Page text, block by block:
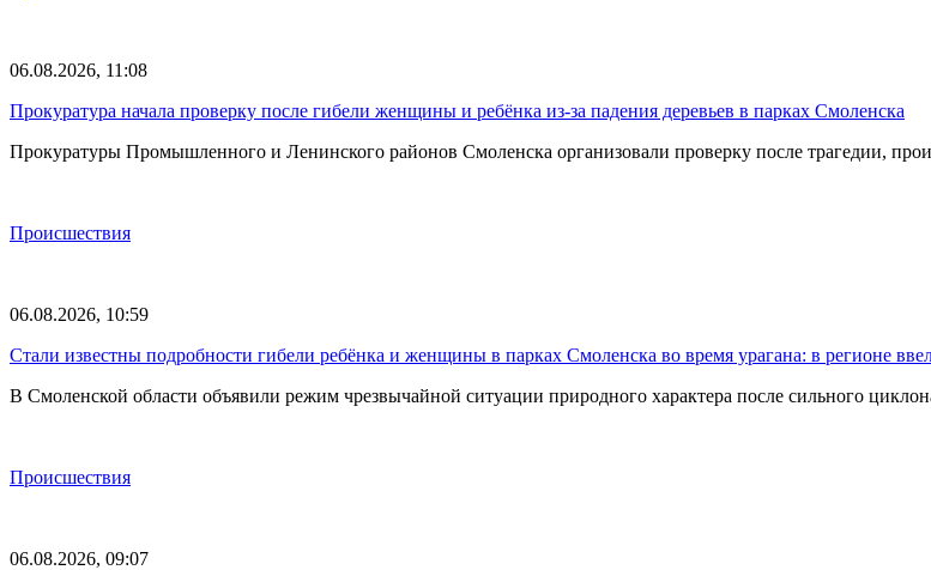
06.08.2026, 11:08
Прокуратура начала проверку после гибели женщины и ребёнка из-за падения деревьев в парках Смоленска
Прокуратуры Промышленного и Ленинского районов Смоленска организовали проверку после трагедии,
Происшествия
06.08.2026, 10:59
Стали известны подробности гибели ребёнка и женщины в парках Смоленска во время урагана: в регионе
В Смоленской области объявили режим чрезвычайной ситуации природного характера после сильного
Происшествия
06.08.2026, 09:07